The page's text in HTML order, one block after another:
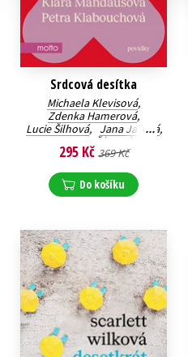
Srdcová desítka
Michaela Klevisová,
Zdenka Hamerová,
Lucie Šilhová, Jana Jašová,
Barbora Šťastná ,
Petra Klabouchová
Jana Poncarová
Scarlett Wilková,
295 Kč 369 Kč
Do košíku